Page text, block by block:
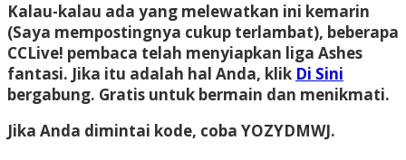
Kalau-kalau ada yang melewatkan ini kemarin
(Saya mempostingnya cukup terlambat), beberapa
CCLive! pembaca telah menyiapkan liga Ashes
fantasi. Jika itu adalah hal Anda, klik Di Sini
bergabung. Gratis untuk bermain dan menikmati.
Jika Anda dimintai kode, coba YOZYDMWJ.